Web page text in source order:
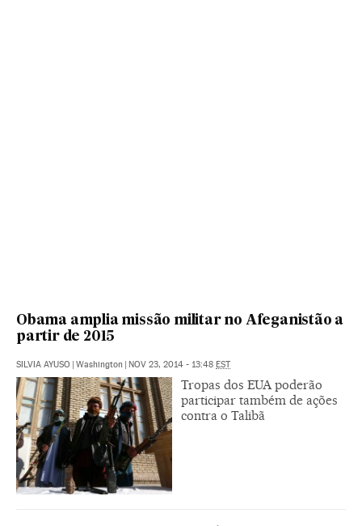
Obama amplia missão militar no Afeganistão a
partir de 2015
SILVIA AYUSO | Washington | NOV 23, 2014 - 13:48 EST
Tropas dos EUA poderão
participar também de ações
contra o Talibã